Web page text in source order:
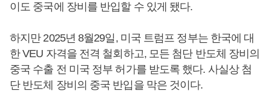
이도 중국에 장비를 반입할 수 있게 됐다.
하지만 2025년 8월29일, 미국 트럼프 정부는 한국에 대
한 VEU 자격을 전격 철회하고, 모든 첨단 반도체 장비의
중국 수출 전 미국 정부 허가를 받도록 했다. 사실상 첨
단 반도체 장비의 중국 반입을 막은 것이다.